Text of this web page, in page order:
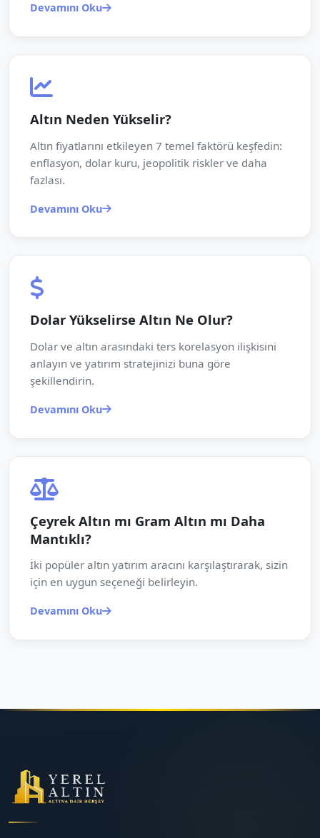
Devamını Oku
Altın Neden Yükselir?
Altın fiyatlarını etkileyen 7 temel faktörü keşfedin:
enflasyon, dolar kuru, jeopolitik riskler ve daha
fazlası.
Devamını Oku
Dolar Yükselirse Altın Ne Olur?
Dolar ve altın arasındaki ters korelasyon ilişkisini
anlayın ve yatırım stratejinizi buna göre
şekillendirin.
Devamını Oku
Çeyrek Altın mı Gram Altın mı Daha
Mantıklı?
İki popüler altın yatırım aracını karşılaştırarak, sizin
için en uygun seçeneği belirleyin.
Devamını Oku